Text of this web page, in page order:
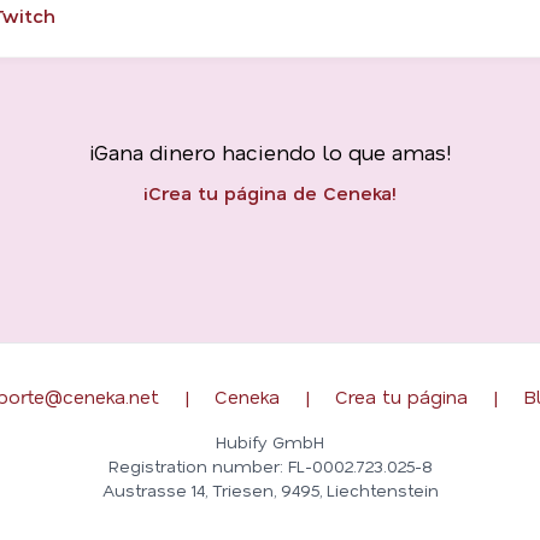
¡Gana dinero haciendo lo que amas!
¡Crea tu página de Ceneka!
| Ceneka | Crea tu página |
Hubify GmbH
Registration number: FL-0002.723.025-8
Austrasse 14, Triesen, 9495, Liechtenstein